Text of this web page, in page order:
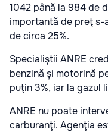
1042 până la 984 de
importantă de preţ s-
de circa 25%.
Specialiştii ANRE
benzină şi motorină
puţin 3%, iar la gazul
ANRE nu poate
carburanţi. Agenţia